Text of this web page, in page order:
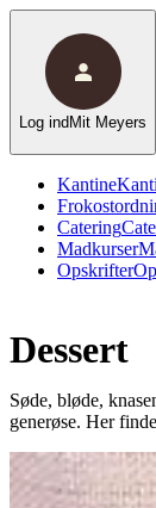
Kantine
Catering
Madkurser
Opskrifter
Log ind Mit Meyers
Dessert
Søde, bløde,
generøse. Her